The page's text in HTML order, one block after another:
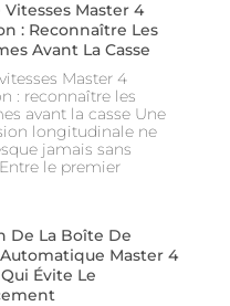
Master 4
: Reconnaître Les
Avant La Casse
Master 4
: reconnaître les
avant la casse Une
longitudinale ne
jamais sans
le premier
De La Boîte De
Master 4
Évite Le